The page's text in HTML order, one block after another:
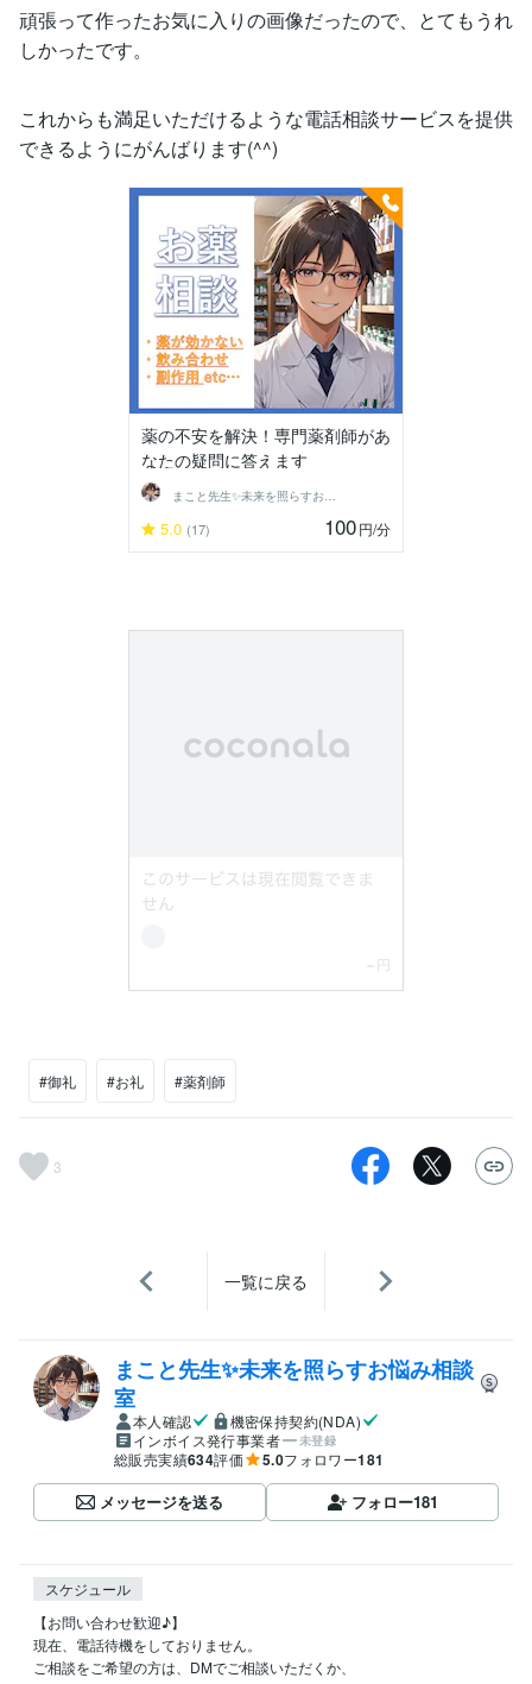
頑張って作ったお気に入りの画像だったので、とてもうれ
しかったです。
これからも満足いただけるような電話相談サービスを提供
できるようにがんばります(^^)
薬の不安を解決！専門薬剤師があ
なたの疑問に答えます
まこと先生✨未来を照らすお悩み相談室
5.0 (17) 100円/分
#御礼 #お礼 #薬剤師
3
一覧に戻る
まこと先生✨未来を照らすお悩み相談
室
本人確認
機密保持契約(NDA)
インボイス発行事業者
未登録
総販売実績634評価 5.0フォロワー181
メッセージを送る フォロー181
スケジュール
【お問い合わせ歓迎♪】
現在、電話待機をしておりません。
ご相談をご希望の方は、DMでご相談いただくか、